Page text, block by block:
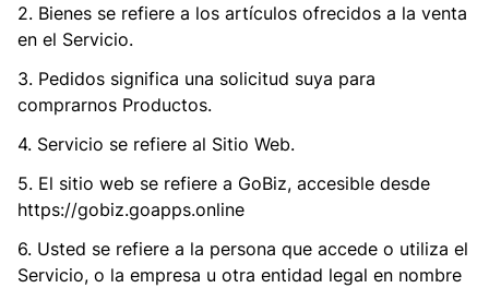
2. Bienes se refiere a los artículos ofrecidos a la venta
en el Servicio.
3. Pedidos significa una solicitud suya para
comprarnos Productos.
4. Servicio se refiere al Sitio Web.
5. El sitio web se refiere a GoBiz, accesible desde
https://gobiz.goapps.online
6. Usted se refiere a la persona que accede o utiliza el
Servicio, o la empresa u otra entidad legal en nombre